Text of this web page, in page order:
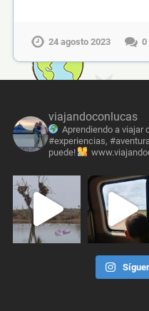
24 agosto 2023 0
viajandoconlucas
Aprendiendo a viajar
#experiencias,
puede!